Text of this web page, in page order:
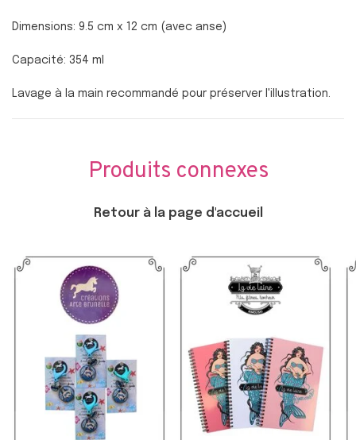
Dimensions: 9.5 cm x 12 cm (avec anse)
Capacité: 354 ml
Lavage à la main recommandé pour préserver l'illustration.
Produits connexes
Retour à la page d'accueil